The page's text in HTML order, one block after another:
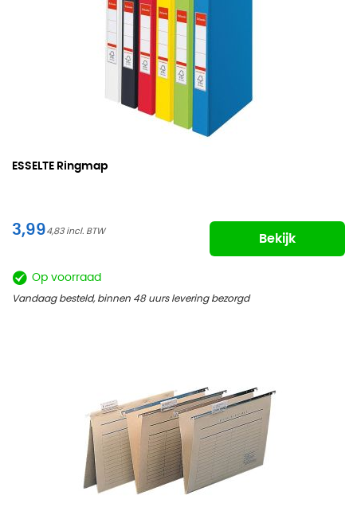
ESSELTE Ringmap
3,994,83
Bekijk
Op voorraad
Vandaag besteld, binnen 48 uurs levering bezorgd